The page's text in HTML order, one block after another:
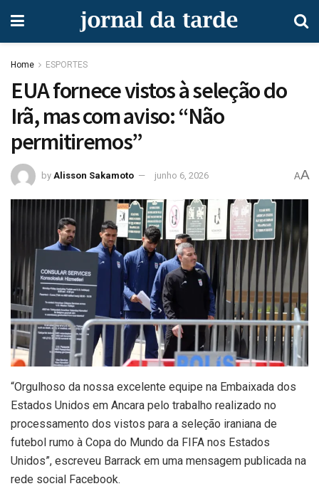
Home ESPORTES
EUA fornece vistos à seleção do
Irã, mas com aviso: “Não
permitiremos”
by Alisson Sakamoto junho 6, 2026 AA
“Orgulhoso da nossa excelente equipe na Embaixada dos
Estados Unidos em Ancara pelo trabalho realizado no
processamento dos vistos para a seleção iraniana de
futebol rumo à Copa do Mundo da FIFA nos Estados
Unidos”, escreveu Barrack em uma mensagem publicada na
rede social Facebook.